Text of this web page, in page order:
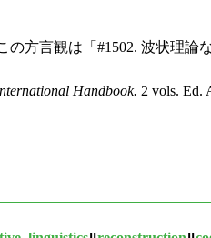
の方言観は「#1502. 波状理論
Handbook. 2 vols. Ed.